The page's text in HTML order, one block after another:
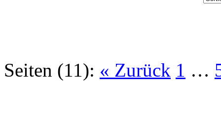
Seiten (11): « Zurück 1 …